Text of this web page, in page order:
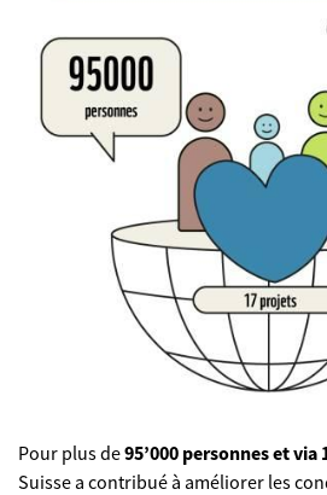
Pour plus de95’000 personnes et via
Suisse a contribué à améliorer les